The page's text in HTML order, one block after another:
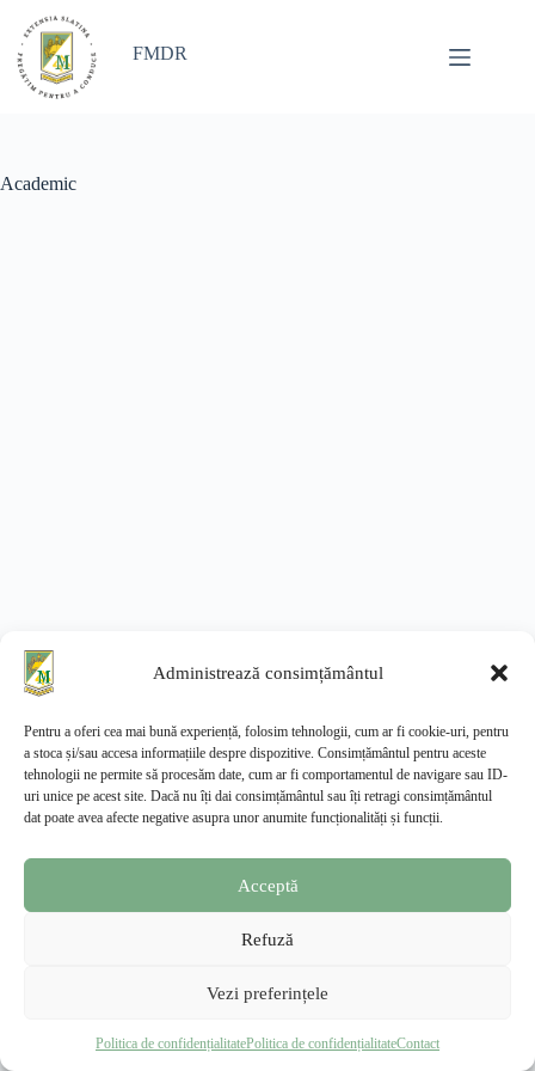
Administrează consimțământul
Pentru a oferi cea mai bună experiență, folosim tehnologii, cum ar fi cookie-uri, pentru
a stoca și/sau accesa informațiile despre dispozitive. Consimțământul pentru aceste
tehnologii ne permite să procesăm date, cum ar fi comportamentul de navigare sau ID-
uri unice pe acest site. Dacă nu îți dai consimțământul sau îți retragi consimțământul
dat poate avea afecte negative asupra unor anumite funcționalități și funcții.
Acceptă
Refuză
Vezi preferințele
Politica de confidențialitatePolitica de confidențialitateContact
conținut
FMDR
Academic
Extensia Slatina, USAMV București